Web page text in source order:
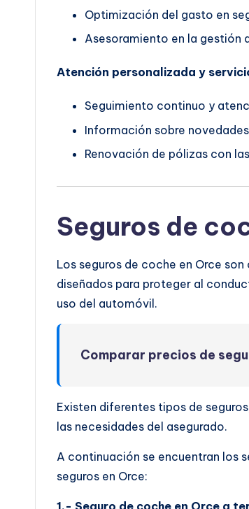
Optimización del gasto en
Asesoramiento en la gestión
Atención personalizada y
Seguimiento continuo y
Información sobre
Renovación de pólizas con
Seguros de
Los seguros de coche en Orce
diseñados para proteger al
uso del automóvil.
Comparar precios de
Existen diferentes tipos de
las necesidades del asegurado.
A continuación se encuentran los
seguros en Orce: